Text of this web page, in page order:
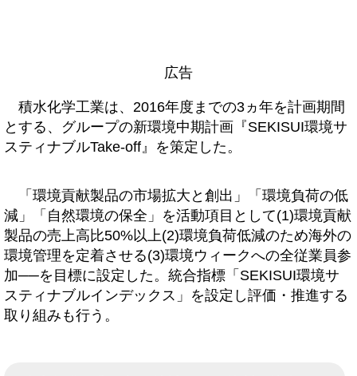
広告
積水化学工業は、2016年度までの3ヵ年を計画期間
とする、グループの新環境中期計画『SEKISUI環境サ
スティナブルTake-off』を策定した。
「環境貢献製品の市場拡大と創出」「環境負荷の低
減」「自然環境の保全」を活動項目として(1)環境貢献
製品の売上高比50%以上(2)環境負荷低減のため海外の
環境管理を定着させる(3)環境ウィークへの全従業員参
加──を目標に設定した。統合指標「SEKISUI環境サ
スティナブルインデックス」を設定し評価・推進する
取り組みも行う。